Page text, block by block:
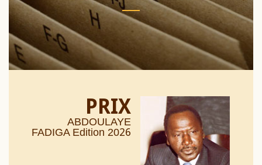
PRIX
ABDOULAYE
FADIGA Edition 2026